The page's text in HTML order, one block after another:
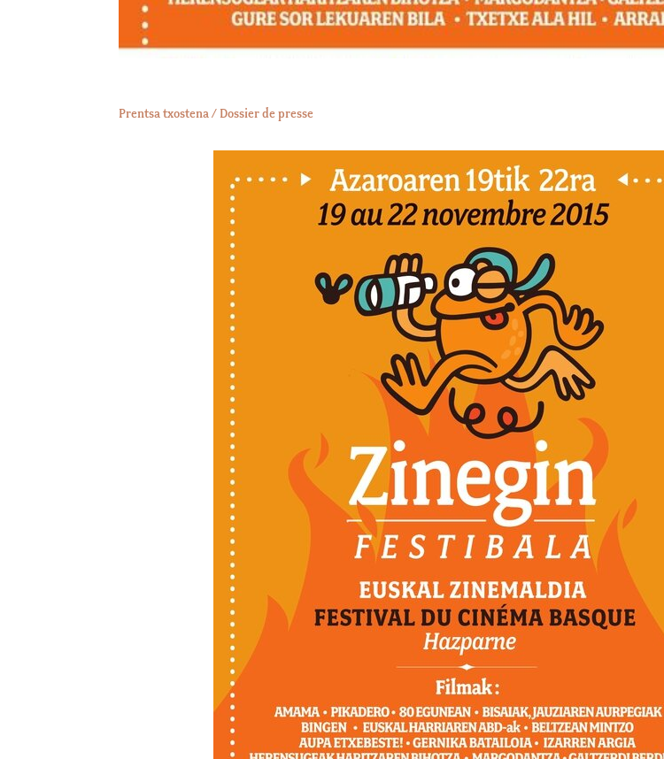
Prentsa txostena / Dossier de presse